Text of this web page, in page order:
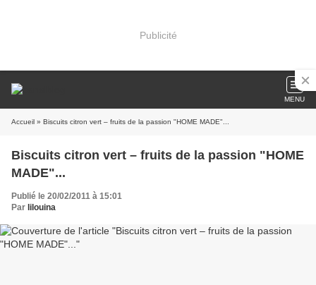
Publicité
MENU
Accueil » Biscuits citron vert – fruits de la passion "HOME MADE"...
Biscuits citron vert – fruits de la passion "HOME
MADE"...
Publié le 20/02/2011 à 15:01
Par lilouina